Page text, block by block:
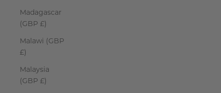
Madagascar
(GBP £)
Malawi (GBP
£)
Malaysia
(GBP £)